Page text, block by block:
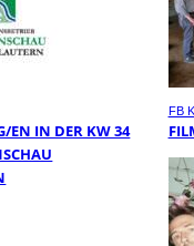
EN IN DER KW 34
FB